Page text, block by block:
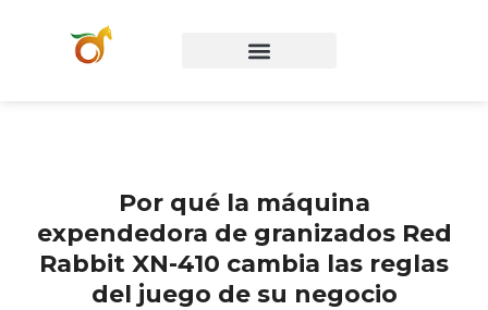
Por qué la máquina
expendedora de granizados Red
Rabbit XN-410 cambia las reglas
del juego de su negocio